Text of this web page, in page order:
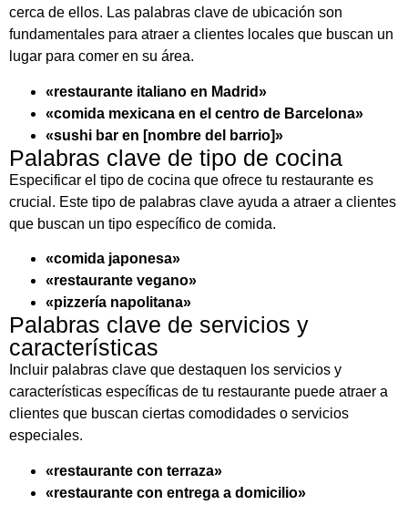
cerca de ellos. Las palabras clave de ubicación son
fundamentales para atraer a clientes locales que buscan un
lugar para comer en su área.
«restaurante italiano en Madrid»
«comida mexicana en el centro de Barcelona»
«sushi bar en [nombre del barrio]»
Palabras clave de tipo de cocina
Especificar el tipo de cocina que ofrece tu restaurante es
crucial. Este tipo de palabras clave ayuda a atraer a clientes
que buscan un tipo específico de comida.
«comida japonesa»
«restaurante vegano»
«pizzería napolitana»
Palabras clave de servicios y
características
Incluir palabras clave que destaquen los servicios y
características específicas de tu restaurante puede atraer a
clientes que buscan ciertas comodidades o servicios
especiales.
«restaurante con terraza»
«restaurante con entrega a domicilio»